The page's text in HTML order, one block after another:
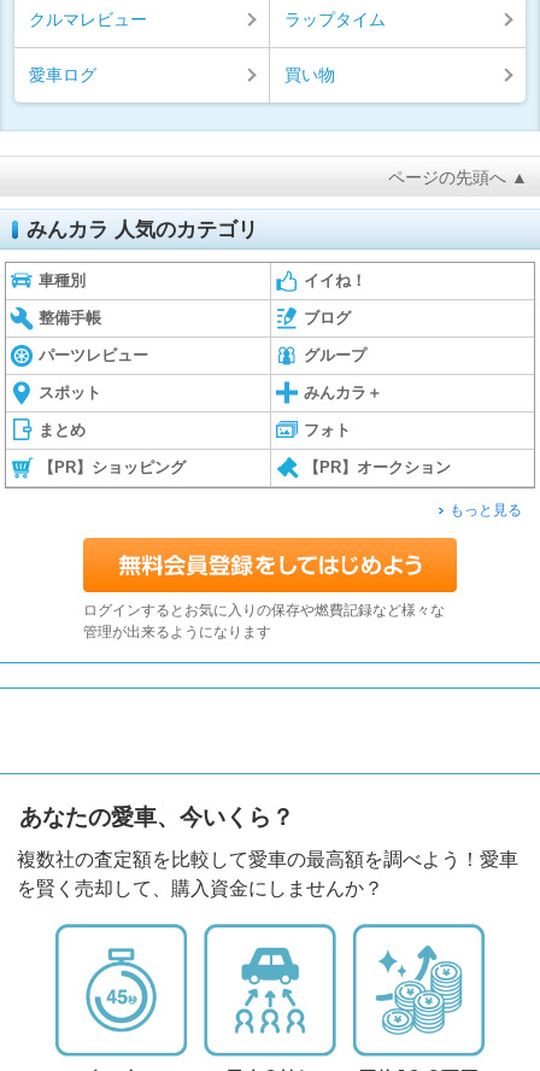
クルマレビュー ラップタイム
愛車ログ 買い物
ページの先頭へ ▲
みんカラ 人気のカテゴリ
車種別 イイね！
整備手帳 ブログ
パーツレビュー グループ
スポット みんカラ＋
まとめ フォト
【PR】ショッピング 【PR】オークション
もっと見る
ログインするとお気に入りの保存や燃費記録など様々な
管理が出来るようになります
あなたの愛車、今いくら？
複数社の査定額を比較して愛車の最高額を調べよう！愛車
を賢く売却して、購入資金にしませんか？